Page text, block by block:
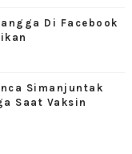
Di Facebook
Simanjuntak
Saat Vaksin